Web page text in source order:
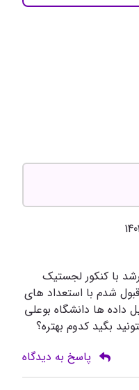
با کنکور لجستیک
شدم با استعداد های
ها دانشگاه بوعلی
بگید کدوم بهتره؟
پاسخ به دیدگاه